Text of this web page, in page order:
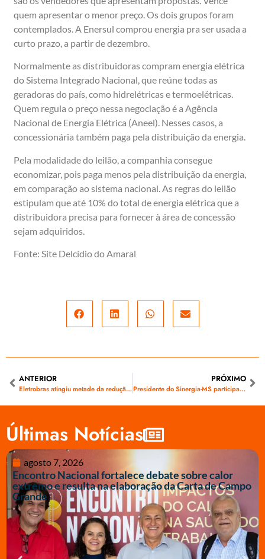
quem apresentar o menor preço. Os dois grupos foram
contemplados. A Enersul comprou energia pra ser usada a
curto prazo, a partir de dezembro.
Normalmente as distribuidoras compram energia elétrica
do Sistema Integrado Nacional, que reúne todas as
geradoras do país, como hidrelétricas e termoelétricas.
Quem regula o preço nessa negociação é a Agência
Nacional de Energia Elétrica (Aneel). Nesses casos, a
concessionária também paga pela distribuição da energia.
Pela modalidade do leilão, a companhia consegue
economizar, pois paga menos pela distribuição da energia,
em comparação ao sistema nacional. As regras do leilão
estipulam que até 10% do total de energia elétrica que a
distribuidora precisa para fornecer à área de concessão
sejam adquiridos.
Fonte: Site Delcídio do Amaral
ANTERIOR
Eletrobras atingiu metade da redução de custos projetada com enxugamento de pessoal, diz diretor
PRÓXIMO
Presidente do Sinergia-MS participa de audiência pública contra o PL 4330
Últimas Notícias
agosto 7, 2026
Encontro Nacional fortalece debate sobre calor
extremo e resulta na elaboração da Carta de Campo
Grande